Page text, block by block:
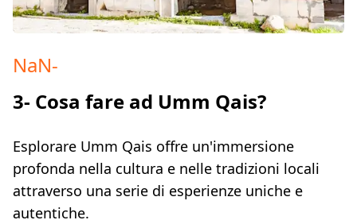
NaN-
3- Cosa fare ad Umm Qais?
Esplorare Umm Qais offre un'immersione
profonda nella cultura e nelle tradizioni locali
attraverso una serie di esperienze uniche e
autentiche.